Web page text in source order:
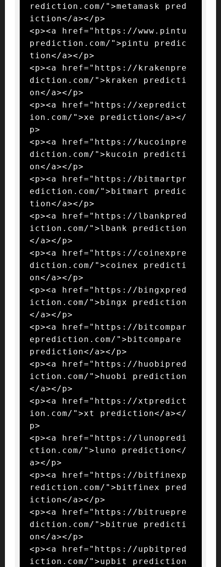
rediction.com/">metamask pred
iction</a></p>
<p><a href="https://www.pintu
prediction.com/">pintu predic
tion</a></p>
<p><a href="https://krakenpre
diction.com/">kraken predicti
on</a></p>
<p><a href="https://xepredict
ion.com/">xe prediction</a></
p>
<p><a href="https://kucoinpre
diction.com/">kucoin predicti
on</a></p>
<p><a href="https://bitmartpr
ediction.com/">bitmart predic
tion</a></p>
<p><a href="https://lbankpred
iction.com/">lbank prediction
</a></p>
<p><a href="https://coinexpre
diction.com/">coinex predicti
on</a></p>
<p><a href="https://bingxpred
iction.com/">bingx prediction
</a></p>
<p><a href="https://bitcompar
eprediction.com/">bitcompare
prediction</a></p>
<p><a href="https://huobipred
iction.com/">huobi prediction
</a></p>
<p><a href="https://xtpredict
ion.com/">xt prediction</a></
p>
<p><a href="https://lunopredi
ction.com/">luno prediction</
a></p>
<p><a href="https://bitfinexp
rediction.com/">bitfinex pred
iction</a></p>
<p><a href="https://bitruepre
diction.com/">bitrue predicti
on</a></p>
<p><a href="https://upbitpred
iction.com/">upbit prediction